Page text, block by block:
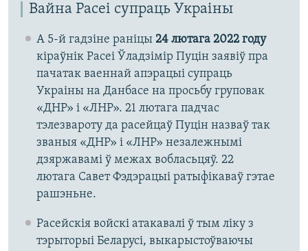
Вайна Расеі супраць Украіны
А 5-й гадзіне раніцы 24 лютага 2022 году
кіраўнік Расеі Ўладзімір Пуцін заявіў пра
пачатак ваеннай апэрацыі супраць
Украіны на Данбасе на просьбу груповак
«ДНР» і «ЛНР». 21 лютага падчас
тэлезвароту да расейцаў Пуцін назваў так
званыя «ДНР» і «ЛНР» незалежнымі
дзяржавамі ў межах вобласьцяў. 22
лютага Савет Фэдэрацыі ратыфікаваў гэтае
рашэньне.
Расейскія войскі атакавалі ў тым ліку з
тэрыторыі Беларусі, выкарыстоўваючы